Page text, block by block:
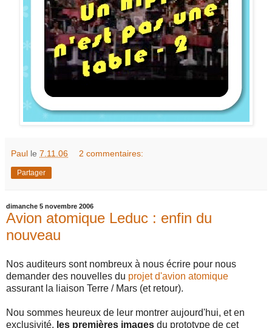
Paul le 7.11.06 2 commentaires:
Partager
dimanche 5 novembre 2006
Avion atomique Leduc : enfin du
nouveau
Nos auditeurs sont nombreux à nous écrire pour nous
demander des nouvelles du projet d'avion atomique
assurant la liaison Terre / Mars (et retour).
Nou sommes heureux de leur montrer aujourd'hui, et en
exclusivité, les premières images du prototype de cet